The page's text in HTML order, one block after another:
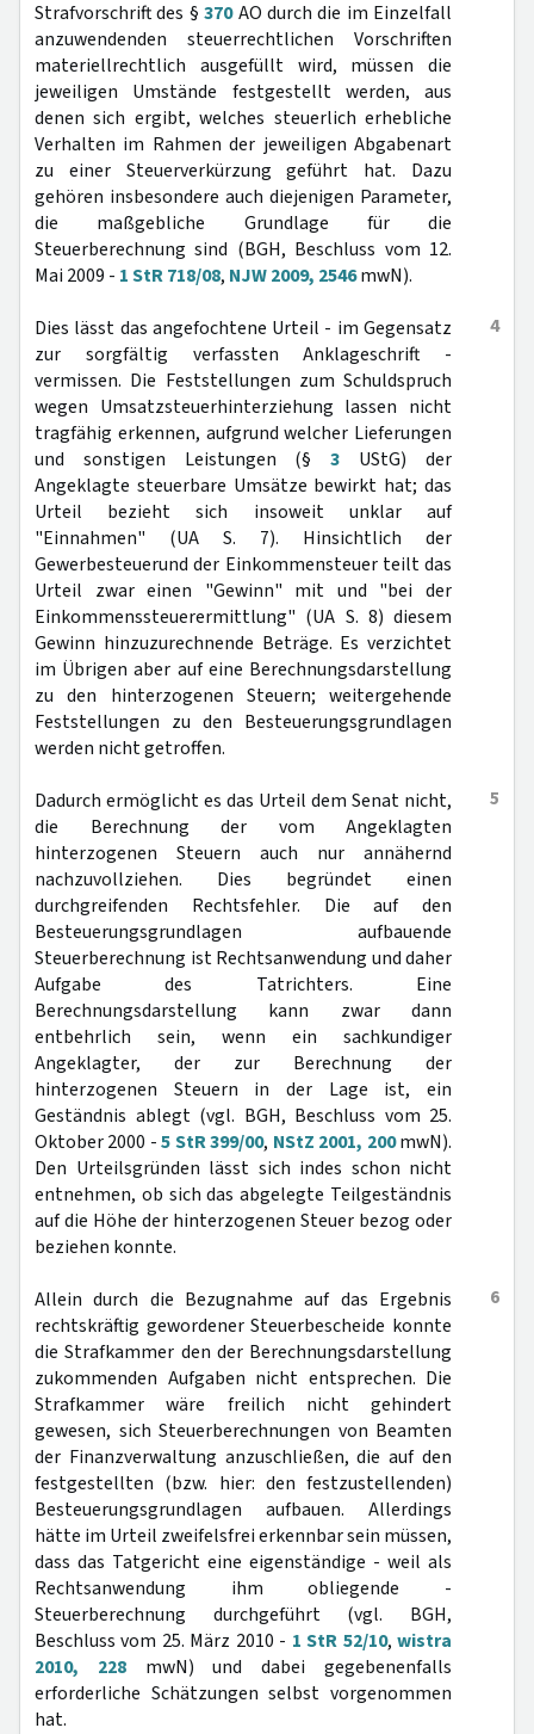
Strafvorschrift des §370AO durch die im Einzelfall
anzuwendenden steuerrechtlichen Vorschriften
materiellrechtlich ausgefüllt wird, müssen die
jeweiligen Umstände festgestellt werden, aus
denen sich ergibt, welches steuerlich erhebliche
Verhalten im Rahmen der jeweiligen Abgabenart
zu einer Steuerverkürzung geführt hat. Dazu
gehören insbesondere auch diejenigen Parameter,
die maßgebliche Grundlage für die
Steuerberechnung sind (BGH, Beschluss vom 12.
Mai 2009 - 1 StR 718/08, NJW 2009, 2546mwN).
4
Dies lässt das angefochtene Urteil - im Gegensatz
zur sorgfältig verfassten Anklageschrift -
vermissen. Die Feststellungen zum Schuldspruch
wegen Umsatzsteuerhinterziehung lassen nicht
tragfähig erkennen, aufgrund welcher Lieferungen
und sonstigen Leistungen (§3 UStG) der
Angeklagte steuerbare Umsätze bewirkt hat; das
Urteil bezieht sich insoweit unklar auf
"Einnahmen" (UA S. 7). Hinsichtlich der
Gewerbesteuerund der Einkommensteuer teilt das
Urteil zwar einen "Gewinn" mit und "bei der
Einkommenssteuerermittlung" (UA S. 8) diesem
Gewinn hinzuzurechnende Beträge. Es verzichtet
im Übrigen aber auf eine Berechnungsdarstellung
zu den hinterzogenen Steuern; weitergehende
Feststellungen zu den Besteuerungsgrundlagen
werden nicht getroffen.
5
Dadurch ermöglicht es das Urteil dem Senat nicht,
die Berechnung der vom Angeklagten
hinterzogenen Steuern auch nur annähernd
nachzuvollziehen. Dies begründet einen
durchgreifenden Rechtsfehler. Die auf den
Besteuerungsgrundlagen aufbauende
Steuerberechnung ist Rechtsanwendung und daher
Aufgabe des Tatrichters. Eine
Berechnungsdarstellung kann zwar dann
entbehrlich sein, wenn ein sachkundiger
Angeklagter, der zur Berechnung der
hinterzogenen Steuern in der Lage ist, ein
Geständnis ablegt (vgl. BGH, Beschluss vom 25.
Oktober 2000 -5 StR 399/00, NStZ 2001, 200mwN).
Den Urteilsgründen lässt sich indes schon nicht
entnehmen, ob sich das abgelegte Teilgeständnis
auf die Höhe der hinterzogenen Steuer bezog oder
beziehen konnte.
6
Allein durch die Bezugnahme auf das Ergebnis
rechtskräftig gewordener Steuerbescheide konnte
die Strafkammer den der Berechnungsdarstellung
zukommenden Aufgaben nicht entsprechen. Die
Strafkammer wäre freilich nicht gehindert
gewesen, sich Steuerberechnungen von Beamten
der Finanzverwaltung anzuschließen, die auf den
festgestellten (bzw. hier: den festzustellenden)
Besteuerungsgrundlagen aufbauen. Allerdings
hätte im Urteil zweifelsfrei erkennbar sein müssen,
dass das Tatgericht eine eigenständige - weil als
Rechtsanwendung ihm obliegende -
Steuerberechnung durchgeführt (vgl. BGH,
Beschluss vom 25. März 2010 - 1 StR 52/10,wistra
2010, 228mwN) und dabei gegebenenfalls
erforderliche Schätzungen selbst vorgenommen
hat.